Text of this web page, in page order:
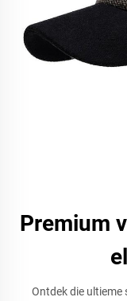
Premium
Ontdek die ultieme